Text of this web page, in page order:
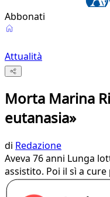
Abbonati
Attualità
Morta Marina
eutanasia»
di Redazione
Aveva 76 anni Lunga
assistito. Poi il sì a